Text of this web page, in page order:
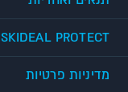
SKIDEAL PROTECT
מדיניות פרטיות